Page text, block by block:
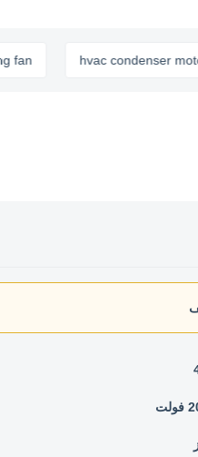
hvac condenser motor